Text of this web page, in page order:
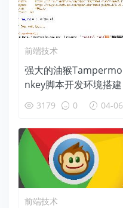
前端技术
强大的油猴Tampermo
nkey脚本开发环境搭建
3179 0 04-06
前端技术